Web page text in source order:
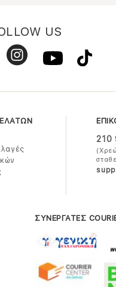
US
210
ΣΥΝΕΡΓΑΤΕΣ